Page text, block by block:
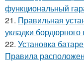
функциональный
21. Правильная
укладки бордюрного
22. Установка
Правила